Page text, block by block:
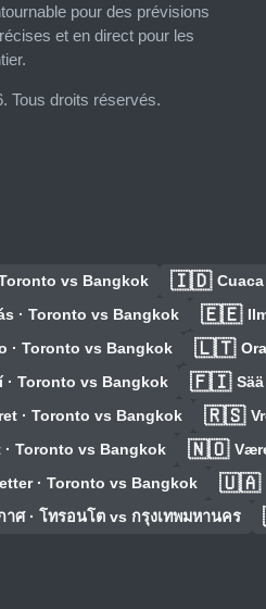
pour des prévisions
et en direct pour les
Tous droits réservés.
vs Bangkok 🇮🇩
· Toronto vs Bangkok 🇪🇪
· Toronto vs Bangkok 🇱🇹
· Toronto vs Bangkok 🇫🇮
· Toronto vs Bangkok 🇷🇸
· Toronto vs Bangkok 🇳🇴
· Toronto vs Bangkok 🇺🇦
าศ · โทรอนโต vs กรุงเทพมหานคร